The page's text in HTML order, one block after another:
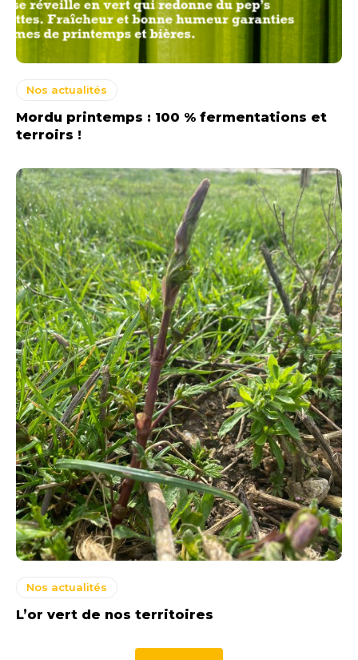
Nos actualités
Mordu printemps : 100 % fermentations et
terroirs !
Nos actualités
L’or vert de nos territoires